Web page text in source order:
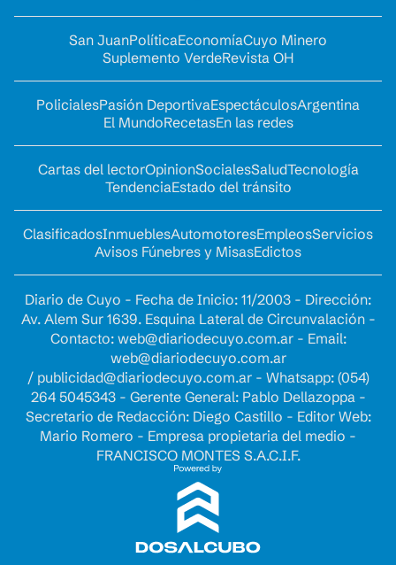
San JuanPolíticaEconomíaCuyo Minero
Suplemento VerdeRevista OH
PolicialesPasión DeportivaEspectáculosArgentina
El MundoRecetasEn las redes
Cartas del lectorOpinionSocialesSaludTecnología
TendenciaEstado del tránsito
ClasificadosInmueblesAutomotoresEmpleosServicios
Avisos Fúnebres y MisasEdictos
Diario de Cuyo - Fecha de Inicio: 11/2003 - Dirección:
Av. Alem Sur 1639. Esquina Lateral de Circunvalación -
Contacto: web@diariodecuyo.com.ar- Email:
web@diariodecuyo.com.ar
/ publicidad@diariodecuyo.com.ar- Whatsapp: (054)
264 5045343 - Gerente General: Pablo Dellazoppa -
Secretario de Redacción: Diego Castillo - Editor Web:
Mario Romero - Empresa propietaria del medio -
FRANCISCO MONTES S.A.C.I.F.